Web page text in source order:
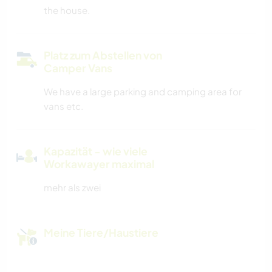
the house.
Platz zum Abstellen von
Camper Vans
We have a large parking and camping area for
vans etc.
Kapazität - wie viele
Workawayer maximal
mehr als zwei
Meine Tiere/Haustiere